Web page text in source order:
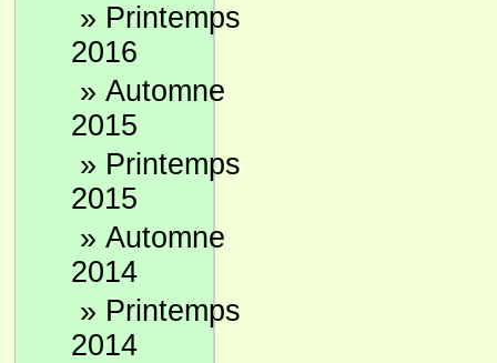
» Printemps
2016
» Automne
2015
» Printemps
2015
» Automne
2014
» Printemps
2014